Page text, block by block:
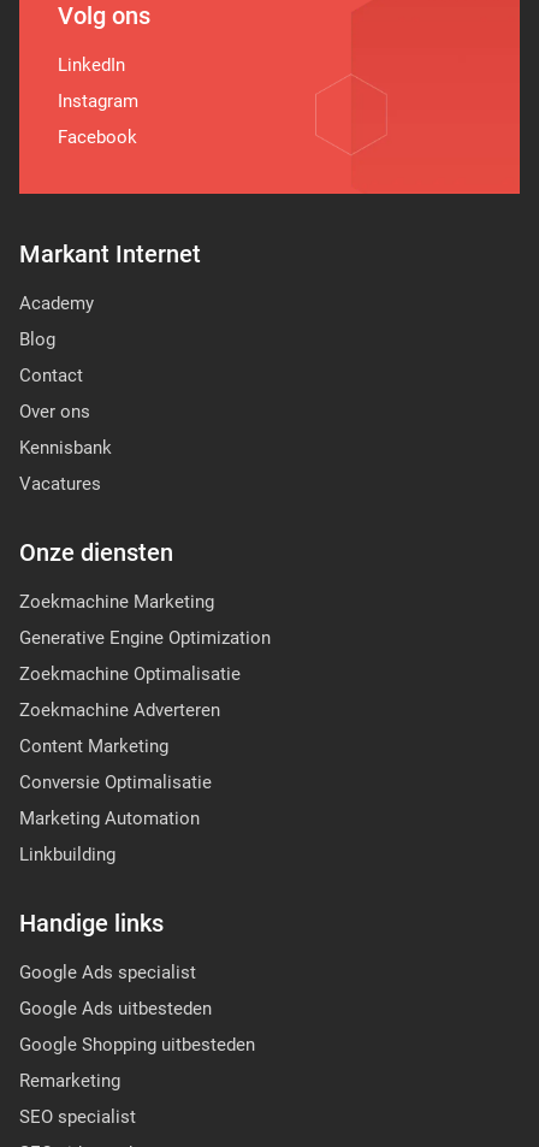
Markant Internet
Academy
Blog
Contact
Over ons
Kennisbank
Vacatures
Onze diensten
Zoekmachine Marketing
Generative Engine Optimization
Zoekmachine Optimalisatie
Zoekmachine Adverteren
Content Marketing
Conversie Optimalisatie
Marketing Automation
Linkbuilding
Handige links
Google Ads specialist
Google Ads uitbesteden
Google Shopping uitbesteden
Remarketing
SEO specialist
Volg ons
LinkedIn
Instagram
Facebook